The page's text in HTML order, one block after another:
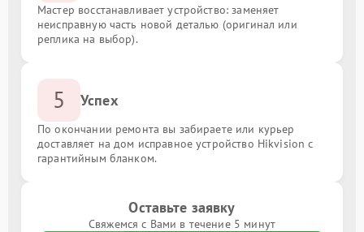
Мастер восстанавливает устройство: заменяет
неисправную часть новой деталью (оригинал или
реплика на выбор).
5 Успех
По окончании ремонта вы забираете или курьер
доставляет на дом исправное устройство Hikvision с
гарантийным бланком.
Оставьте заявку
Свяжемся с Вами в течение 5 минут